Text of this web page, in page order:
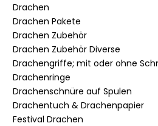
Drachen
Drachen Pakete
Drachen Zubehör
Drachen Zubehör Diverse
Drachengriffe; mit oder ohne
Drachenringe
Drachenschnüre auf Spulen
Drachentuch & Drachenpapier
Festival Drachen